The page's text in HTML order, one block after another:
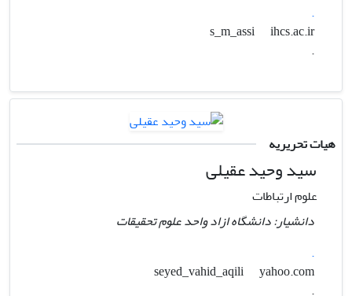
.
s_m_assi
ihcs.ac.ir
.
هیات تحریریه
سید وحید عقیلی
علوم ارتباطات
دانشیار: دانشگاه ازاد واحد علوم تحقیقات
.
yahoo.com
.